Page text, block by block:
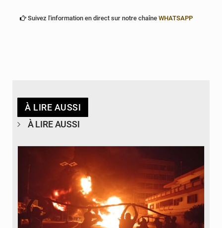
Suivez l'information en direct sur notre chaîne WHATSAPP
À LIRE AUSSI
À LIRE AUSSI